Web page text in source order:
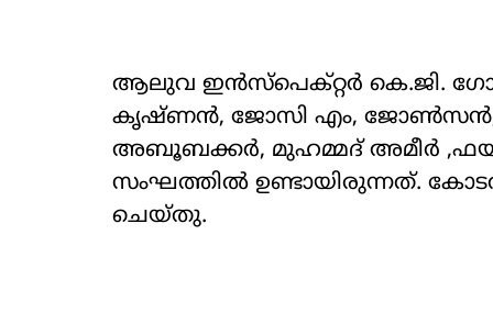
ആലുവ ഇൻസ്പെക്റ്റർ കെ.ജി.
കൃഷ്ണൻ, ജോസി എം, ജോൺസൻ,
അബൂബക്കർ, മുഹമ്മദ് അമീർ
സംഘത്തിൽ ഉണ്ടായിരുന്നത്.
ചെയ്തു.